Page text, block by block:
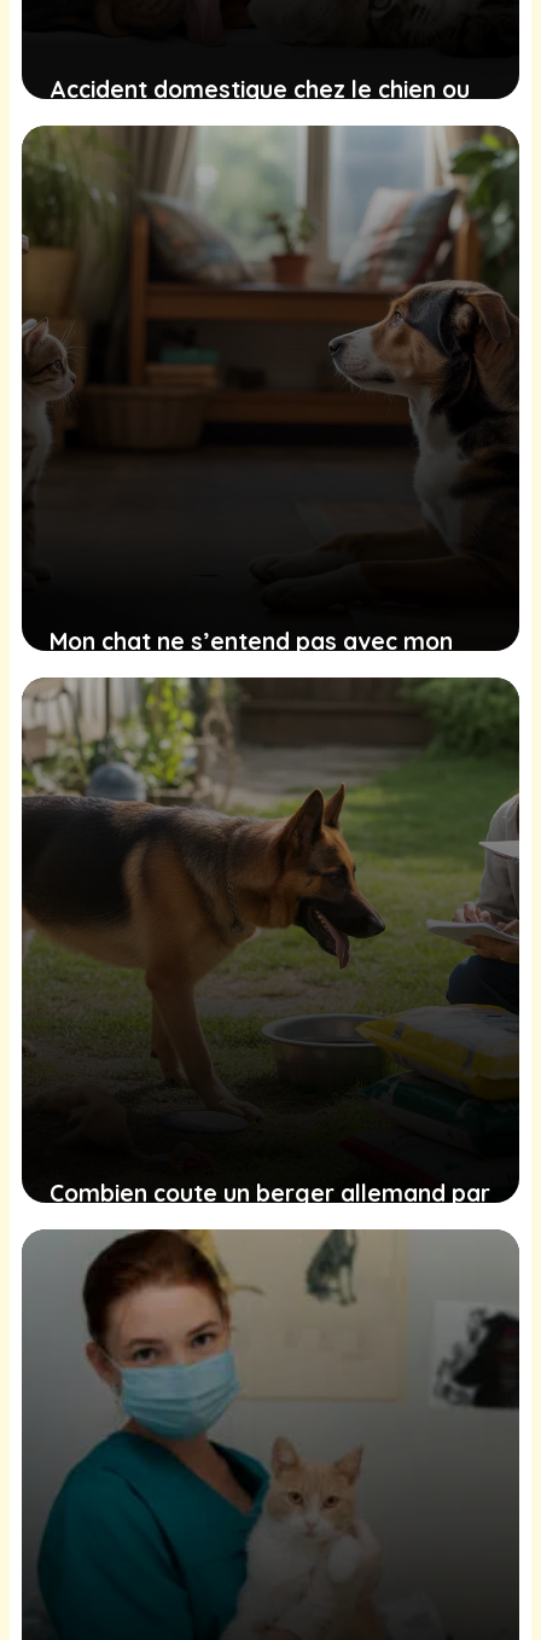
Accident domestique chez le chien ou
le chat : comment réagir
immédiatement ?
6 mars 2026
Mon chat ne s’entend pas avec mon
chien, comment faire ?
27 janvier 2026
Combien coute un berger allemand par
an ?
27 janvier 2026